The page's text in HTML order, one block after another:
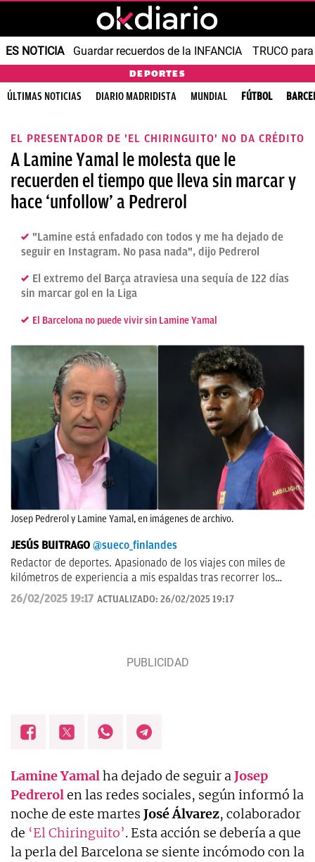
ES NOTICIA Guardar recuerdos de la INFANCIA TRUCO
DEPORTES
ÚLTIMAS NOTICIAS DIARIO MADRIDISTA MUNDIAL FÚTBOL
EL PRESENTADOR DE 'EL CHIRINGUITO' NO DA CRÉDITO
A Lamine Yamal le molesta que le
recuerden el tiempo que lleva sin marcar y
hace ‘unfollow’ a Pedrerol
"Lamine está enfadado con todos y me ha dejado de
seguir en Instagram. No pasa nada", dijo Pedrerol
El extremo del Barça atraviesa una sequía de 122 días
sin marcar gol en la Liga
El Barcelona no puede vivir sin Lamine Yamal
Josep Pedrerol y Lamine Yamal, en imágenes de archivo.
JESÚS BUITRAGO @sueco_finlandes
Redactor de deportes. Apasionado de los viajes con miles de
kilómetros de experiencia a mis espaldas tras recorrer los
cinco continentes y más de 100 países.
26/02/2025 19:17 ACTUALIZADO: 26/02/2025 19:17
Lamine Yamalha dejado de seguir aJosep
Pedrerolen las redes sociales, según informó la
noche de este martes José Álvarez, colaborador
de ‘El Chiringuito’. Esta acción se debería a que
la perla del Barcelona se siente incómodo con la